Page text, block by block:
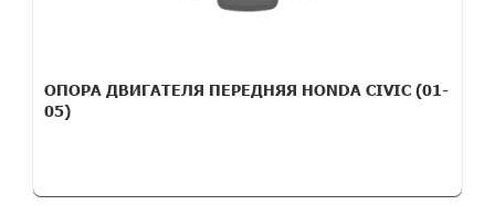
ОПОРА ДВИГАТЕЛЯ ПЕРЕДНЯЯ HONDA CIVIC (01-
05)